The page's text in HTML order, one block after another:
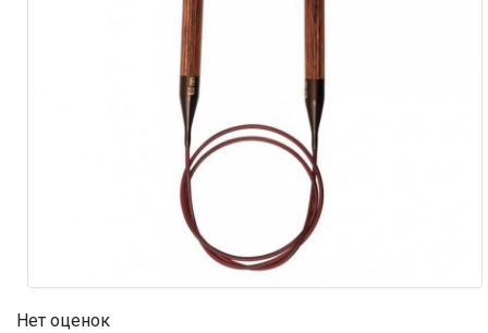
Нет оценок